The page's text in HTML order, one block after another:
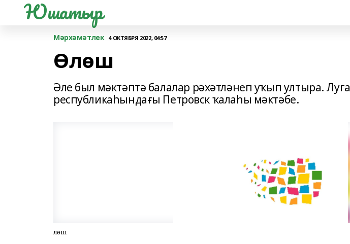
Юшатыр
Мәрхәмәтлек 4 ОКТЯБРЯ 2022, 04:57
Өлөш
Әле был мәктәптә балалар рәхәтләнеп уҡып ултыра.
республикаһындағы Петровск ҡалаһы мәктәбе.
Өлөш